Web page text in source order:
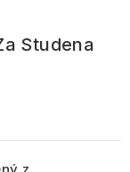
Studena
z